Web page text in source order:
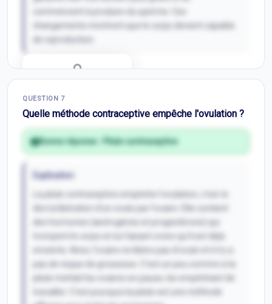
commencent à produire du sperme. Ces
changements montrent que le corps devient capable
QUESTION 7
Quelle méthode contraceptive empêche l'ovulation ?
Bonne réponse : Pilule contraceptive
Explication
des hormones (œstrogènes et progestérone) qui
trompent le corps en lui faisant croire qu'il est déjà
pas de risque de grossesse. C'est un peu comme si la
pilule mettait les ovaires en pause, les empêchant de
travailler. C'est pourquoi la pilule est une méthode